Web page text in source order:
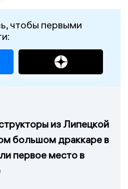
чтобы первыми
из Липецкой
большом драккаре в
первое место в